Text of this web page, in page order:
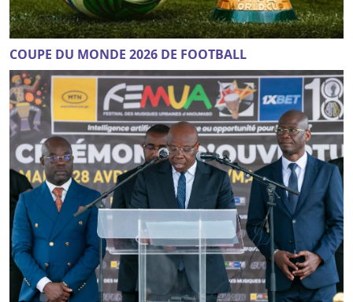
COUPE DU MONDE 2026 DE FOOTBALL